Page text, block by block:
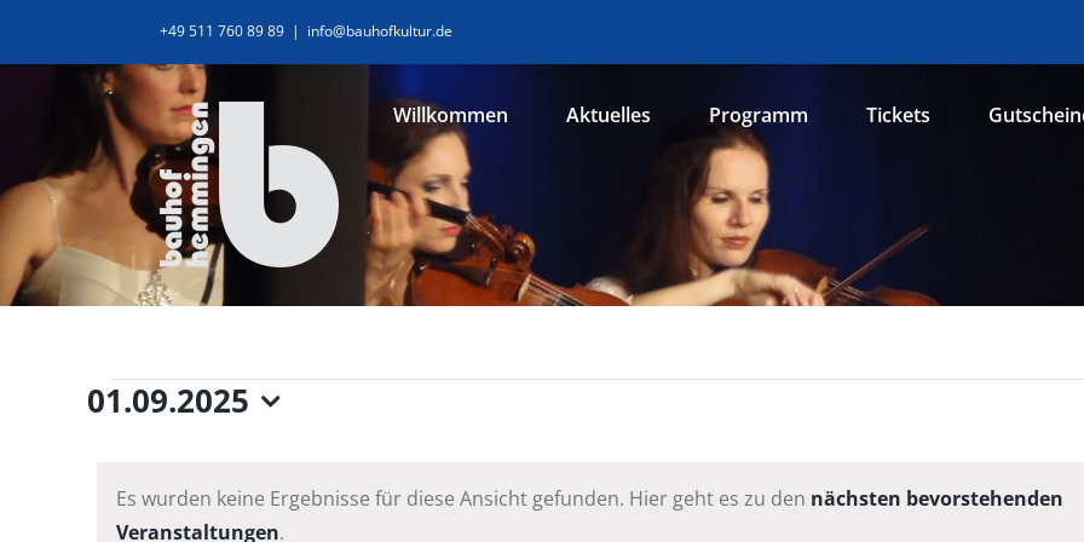
+49 511 760 89 89 | info@bauhofkultur.de
Willkommen Aktuelles Programm Tickets
Veranstaltungen
Es wurden keine Ergebnisse für diese Ansicht gefunden. Hier geht es zu den nächsten bevorstehenden
Veranstaltungen.
01.09.2025